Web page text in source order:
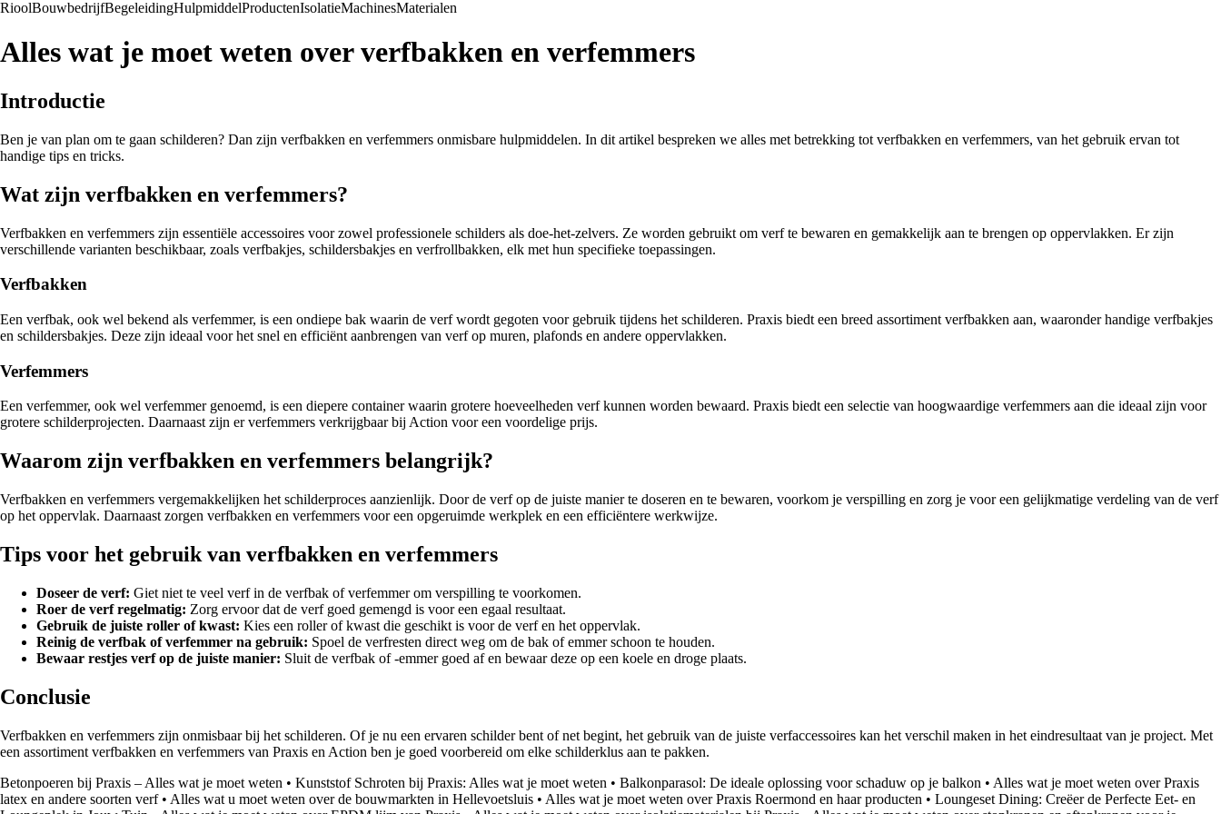
RioolBouwbedrijfBegeleidingHulpmiddelProductenIsolatieMachinesMaterialen
Alles wat je moet weten over verfbakken en verfemmers
Introductie
Ben je van plan om te gaan schilderen? Dan zijn verfbakken en verfemmers onmisbare hulpmiddelen. In dit artikel bespreken we alles met betrekking tot verfbakken en verfemmers, van het gebruik ervan tot
handige tips en tricks.
Wat zijn verfbakken en verfemmers?
Verfbakken en verfemmers zijn essentiële accessoires voor zowel professionele schilders als doe-het-zelvers. Ze worden gebruikt om verf te bewaren en gemakkelijk aan te brengen op oppervlakken. Er zijn
verschillende varianten beschikbaar, zoals verfbakjes, schildersbakjes en verfrollbakken, elk met hun specifieke toepassingen.
Verfbakken
Een verfbak, ook wel bekend als verfemmer, is een ondiepe bak waarin de verf wordt gegoten voor gebruik tijdens het schilderen. Praxis biedt een breed assortiment verfbakken aan, waaronder handige verfbakjes
en schildersbakjes. Deze zijn ideaal voor het snel en efficiënt aanbrengen van verf op muren, plafonds en andere oppervlakken.
Verfemmers
Een verfemmer, ook wel verfemmer genoemd, is een diepere container waarin grotere hoeveelheden verf kunnen worden bewaard. Praxis biedt een selectie van hoogwaardige verfemmers aan die ideaal zijn voor
grotere schilderprojecten. Daarnaast zijn er verfemmers verkrijgbaar bij Action voor een voordelige prijs.
Waarom zijn verfbakken en verfemmers belangrijk?
Verfbakken en verfemmers vergemakkelijken het schilderproces aanzienlijk. Door de verf op de juiste manier te doseren en te bewaren, voorkom je verspilling en zorg je voor een gelijkmatige verdeling van de verf
op het oppervlak. Daarnaast zorgen verfbakken en verfemmers voor een opgeruimde werkplek en een efficiëntere werkwijze.
Tips voor het gebruik van verfbakken en verfemmers
Doseer de verf: Giet niet te veel verf in de verfbak of verfemmer om verspilling te voorkomen.
Roer de verf regelmatig: Zorg ervoor dat de verf goed gemengd is voor een egaal resultaat.
Gebruik de juiste roller of kwast: Kies een roller of kwast die geschikt is voor de verf en het oppervlak.
Reinig de verfbak of verfemmer na gebruik: Spoel de verfresten direct weg om de bak of emmer schoon te houden.
Bewaar restjes verf op de juiste manier: Sluit de verfbak of -emmer goed af en bewaar deze op een koele en droge plaats.
Conclusie
Verfbakken en verfemmers zijn onmisbaar bij het schilderen. Of je nu een ervaren schilder bent of net begint, het gebruik van de juiste verfaccessoires kan het verschil maken in het eindresultaat van je project. Met
een assortiment verfbakken en verfemmers van Praxis en Action ben je goed voorbereid om elke schilderklus aan te pakken.
Betonpoeren bij Praxis – Alles wat je moet weten • Kunststof Schroten bij Praxis: Alles wat je moet weten • Balkonparasol: De ideale oplossing voor schaduw op je balkon • Alles wat je moet weten over Praxis
latex en andere soorten verf• Alles wat u moet weten over de bouwmarkten in Hellevoetsluis • Alles wat je moet weten over Praxis Roermond en haar producten • Loungeset Dining: Creëer de Perfecte Eet- en